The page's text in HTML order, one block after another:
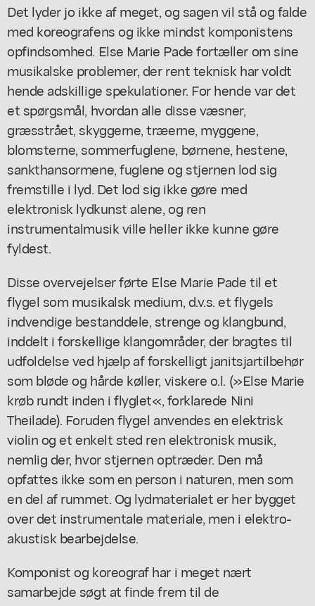
Det lyder jo ikke af meget, og sagen vil stå og falde
med koreografens og ikke mindst komponistens
opfindsomhed. Else Marie Pade fortæller om sine
musikalske problemer, der rent teknisk har voldt
hende adskillige spekulationer. For hende var det
et spørgsmål, hvordan alle disse væsner,
græsstrået, skyggerne, træerne, myggene,
blomsterne, sommerfuglene, børnene, hestene,
sankthansormene, fuglene og stjernen lod sig
fremstille i lyd. Det lod sig ikke gøre med
elektronisk lydkunst alene, og ren
instrumentalmusik ville heller ikke kunne gøre
fyldest.
Disse overvejelser førte Else Marie Pade til et
flygel som musikalsk medium, d.v.s. et flygels
indvendige bestanddele, strenge og klangbund,
inddelt i forskellige klangområder, der bragtes til
udfoldelse ved hjælp af forskelligt janitsjartilbehør
som bløde og hårde køller, viskere o.l. (»Else Marie
krøb rundt inden i flyglet«, forklarede Nini
Theilade). Foruden flygel anvendes en elektrisk
violin og et enkelt sted ren elektronisk musik,
nemlig der, hvor stjernen optræder. Den må
opfattes ikke som en person i naturen, men som
en del af rummet. Og lydmaterialet er her bygget
over det instrumentale materiale, men i elektro-
akustisk bearbejdelse.
Komponist og koreograf har i meget nært
samarbejde søgt at finde frem til de